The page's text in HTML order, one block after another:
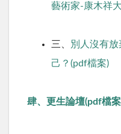
藝術家-康木祥
三、
別人沒有
己？(pdf檔案)
肆、更生論壇(pdf檔